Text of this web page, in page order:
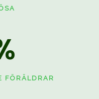
FÖRÄLDRAR